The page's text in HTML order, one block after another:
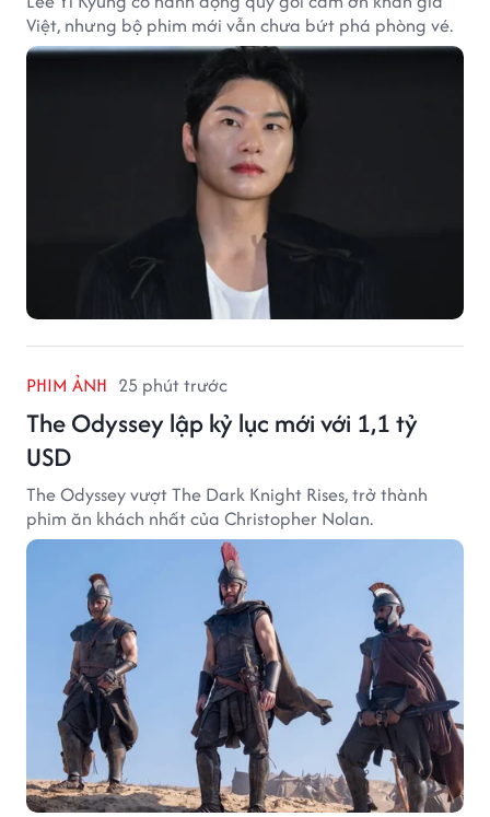
Việt, nhưng bộ phim mới vẫn chưa bứt phá phòng vé.
PHIM ẢNH 25 phút trước
The Odyssey lập kỷ lục mới với 1,1 tỷ
USD
The Odyssey vượt The Dark Knight Rises, trở thành
phim ăn khách nhất của Christopher Nolan.